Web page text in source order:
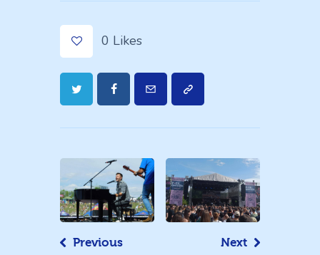
0 Likes
Navigace
pro
příspěvek
Previous
Next